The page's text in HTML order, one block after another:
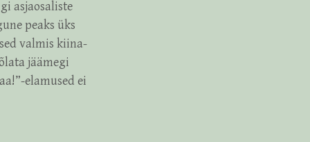
asjaosaliste
peaks üks
valmis kiina-
jäämegi
elamused ei